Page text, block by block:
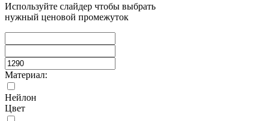
Используйте слайдер чтобы выбрать
нужный ценовой промежуток
Материал:
Нейлон
Цвет